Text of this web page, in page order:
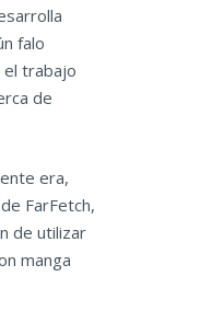
falo
el trabajo
de
era,
FarFetch,
de utilizar
manga